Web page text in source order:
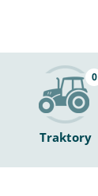
Traktory
0